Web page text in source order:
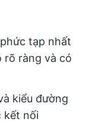
tạp nhất
rõ ràng và có
kiểu đường
kết nối